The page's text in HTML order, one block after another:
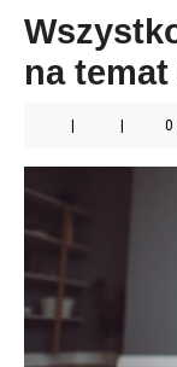
na
0